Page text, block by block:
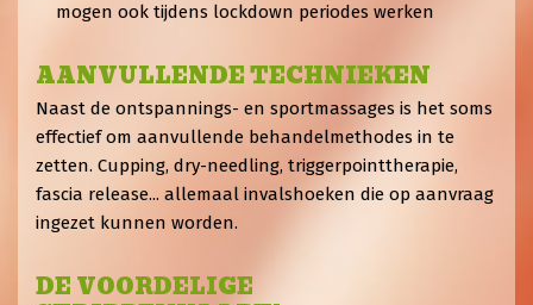
mogen ook tijdens lockdown periodes werken
AANVULLENDE TECHNIEKEN
Naast de ontspannings- en sportmassages is het soms
effectief om aanvullende behandelmethodes in te
zetten. Cupping, dry-needling, triggerpointtherapie,
fascia release... allemaal invalshoeken die op aanvraag
ingezet kunnen worden.
DE VOORDELIGE